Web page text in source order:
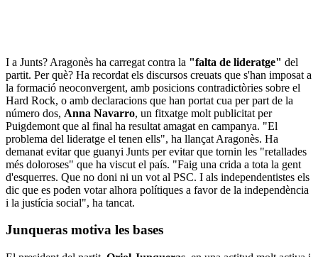
I a Junts? Aragonès ha carregat contra la "falta de lideratge" del
partit. Per què? Ha recordat els discursos creuats que s'han imposat a
la formació neoconvergent, amb posicions contradictòries sobre el
Hard Rock, o amb declaracions que han portat cua per part de la
número dos, Anna Navarro, un fitxatge molt publicitat per
Puigdemont que al final ha resultat amagat en campanya. "El
problema del lideratge el tenen ells", ha llançat Aragonès. Ha
demanat evitar que guanyi Junts per evitar que tornin les "retallades
més doloroses" que ha viscut el país. "Faig una crida a tota la gent
d'esquerres. Que no doni ni un vot al PSC. I als independentistes els
dic que es poden votar alhora polítiques a favor de la independència
i la justícia social", ha tancat.
Junqueras motiva les bases